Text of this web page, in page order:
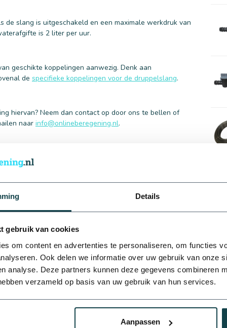
Details
gebruik van cookies
om content en advertenties te personaliseren, om functies
Ook delen we informatie over uw gebruik van onze
analyse. Deze partners kunnen deze gegevens combineren
verzameld op basis van uw gebruik van hun services.
Aanpassen
slang is uitgeschakeld en een maximale werkdruk van
is 2 liter per uur.
geschikte koppelingen aanwezig. Denk aan
de specifieke koppelingen voor de druppelslang.
hiervan? Neem dan contact op door ons te bellen of
naar info@onlineberegening.nl.
per uur